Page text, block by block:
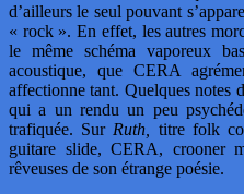
d’ailleurs le seul pouvant
« rock ». En effet, les autres
le même schéma vaporeux
acoustique, que CERA
affectionne tant. Quelques notes
qui a un rendu un peu
trafiquée. Sur Ruth,
titre folk
guitare slide, CERA, crooner
rêveuses de son étrange poésie.